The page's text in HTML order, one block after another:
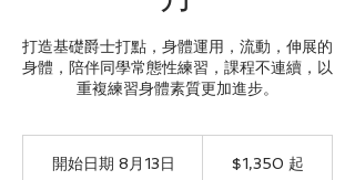
打造基礎爵士打點，身體運用，流動，伸展的
身體，陪伴同學常態性練習，課程不連續，以
重複練習身體素質更加進步。
開始日期 8月13日 $1,350 起